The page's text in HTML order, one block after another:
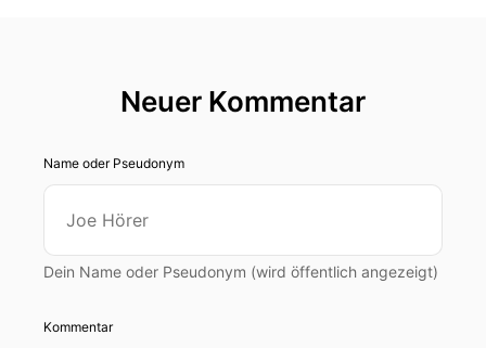
Neuer Kommentar
Name oder Pseudonym
Dein Name oder Pseudonym (wird öffentlich angezeigt)
Kommentar